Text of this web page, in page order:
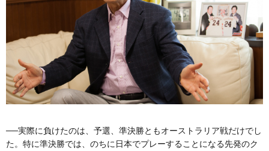
──実際に負けたのは、予選、準決勝ともオーストラリア戦だけでし
た。特に準決勝では、のちに日本でプレーすることになる先発のク